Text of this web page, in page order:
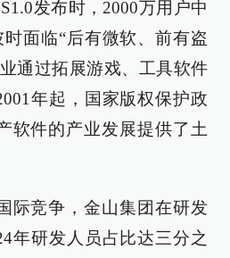
发布时，2000万用户中
面临“后有微软、前有盗
通过拓展游戏、工具软件
年起，国家版权保护政
软件的产业发展提供了土
际竞争，金山集团在研发
年研发人员占比达三分之